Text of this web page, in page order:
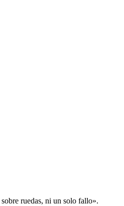
ruedas, ni un solo fallo».